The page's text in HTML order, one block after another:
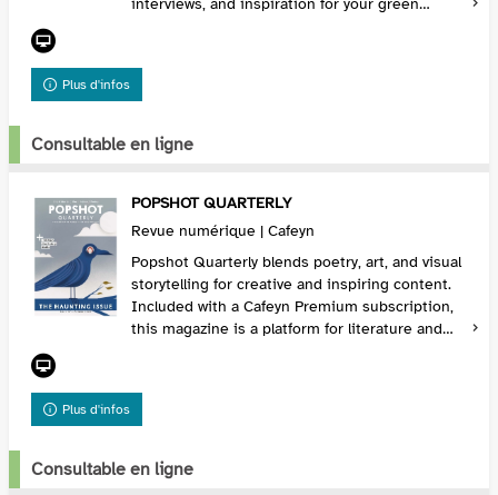
Plus d'infos
Consultable en ligne
POPSHOT QUARTERLY
Revue numérique | Cafeyn
Popshot Quarterly blends poetry, art, and visual
storytelling for creative and inspiring content.
Included with a Cafeyn Premium subscription,
this magazine is a platform for literature and
Plus d'infos
Consultable en ligne